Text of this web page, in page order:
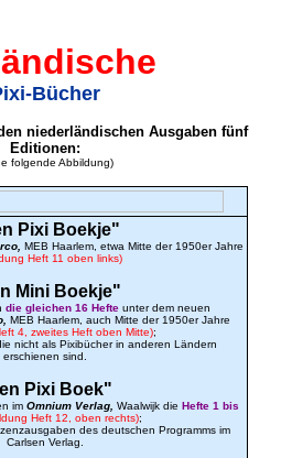
che
Bücher
niederländischen Ausgaben fünf
Editionen:
folgende Abbildung)
Pixi Boekje"
MEB Haarlem, etwa Mitte der 1950er Jahre
Heft 11 oben links)
Mini Boekje"
die gleichen 16 Hefte unter dem neuen
MEB Haarlem, auch Mitte der 1950er Jahre
4, zweites Heft oben Mitte);
nicht als Pixibücher in anderen Ländern
erschienen sind.
Pixi Boek"
imOmnium Verlag, Waalwijk die Hefte 1 bis
Heft 12, oben rechts);
des deutschen Programms im
Carlsen Verlag.